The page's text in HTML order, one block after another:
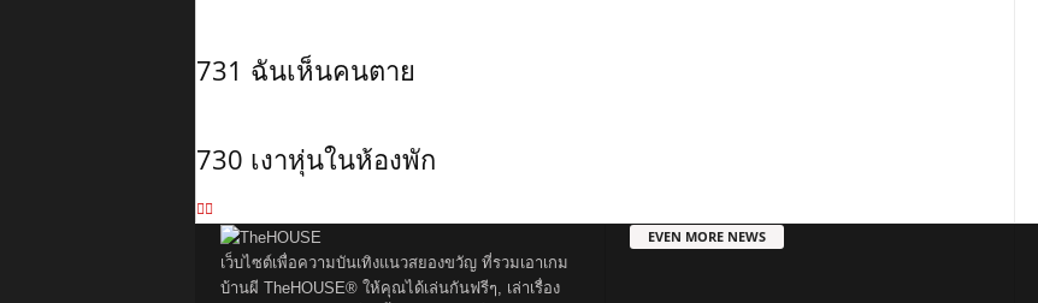
731 ฉันเห็นคนตาย
730 เงาหุ่นในห้องพัก
เว็บไซต์เพื่อความบันเทิงแนวสยองขวัญ ที่รวมเอาเกม
บ้านผี TheHOUSE® ให้คุณได้เล่นกันฟรีๆ, เล่าเรื่อง
EVEN MORE NEWS